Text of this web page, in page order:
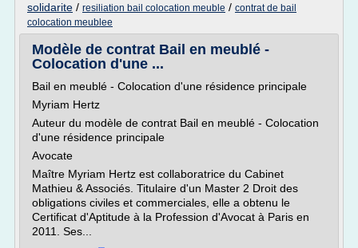
solidarite / resiliation bail colocation meuble / contrat de bail
colocation meublee
Modèle de contrat Bail en meublé -
Colocation d'une ...
Bail en meublé - Colocation d'une résidence principale
Myriam Hertz
Auteur du modèle de contrat Bail en meublé - Colocation
d'une résidence principale
Avocate
Maître Myriam Hertz est collaboratrice du Cabinet
Mathieu & Associés. Titulaire d'un Master 2 Droit des
obligations civiles et commerciales, elle a obtenu le
Certificat d'Aptitude à la Profession d'Avocat à Paris en
2011. Ses...